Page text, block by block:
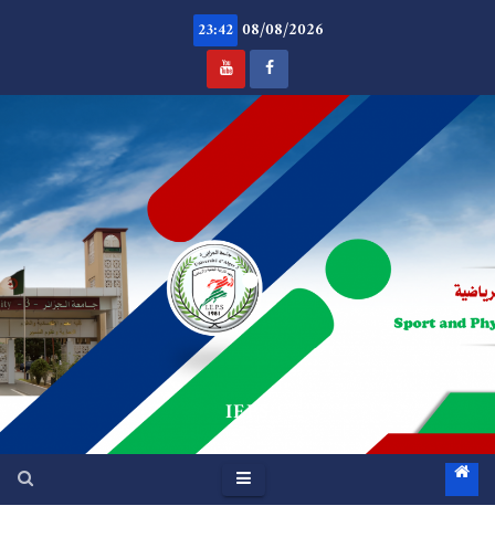
08/08/2026
23:42
.
IEPS